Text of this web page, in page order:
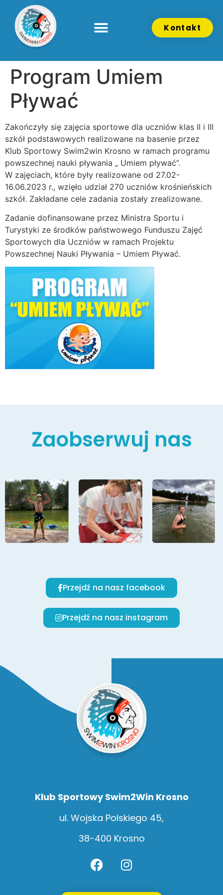
Kontakt
Program Umiem
Pływać
Zakończyły się zajęcia sportowe dla uczniów klas II i III
szkół podstawowych realizowane na basenie przez
Klub Sportowy Swim2win Krosno w ramach programu
powszechnej nauki pływania „ Umiem pływać”.
W zajęciach, które były realizowane od 27.02-
16.06.2023 r., wzięło udział 270 uczniów krośnieńskich
szkół. Zakładane cele zadania zostały zrealizowane.
Zadanie dofinansowane przez Ministra Sportu i
Turystyki ze środków państwowego Funduszu Zajęć
Sportowych dla Uczniów w ramach Projektu
Powszechnej Nauki Pływania – Umiem Pływać.
Zaobserwuj nas
Przejdź na nasz facebook
Przejdź na nasz instagram
Klub Sportowy Swim2Win Krosno
ul. Wojska Polskiego 45,
38-400 Krosno